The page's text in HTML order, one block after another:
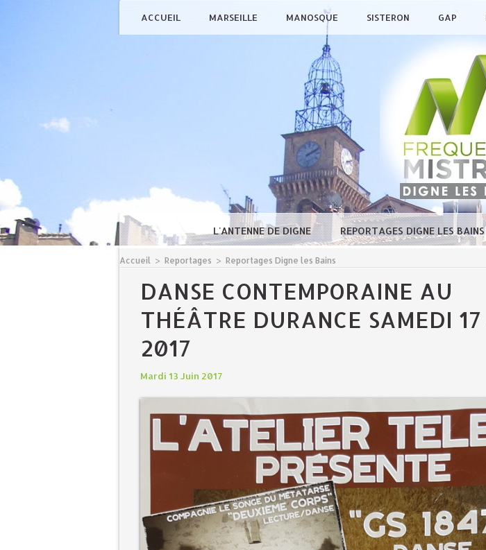
ACCUEIL MARSEILLE MANOSQUE SISTERON GAP
L'ANTENNE DE DIGNE REPORTAGES DIGNE LES BAINS
Accueil > Reportages > Reportages Digne les Bains
DANSE CONTEMPORAINE AU
THÉÂTRE DURANCE SAMEDI
2017
Mardi 13 Juin 2017